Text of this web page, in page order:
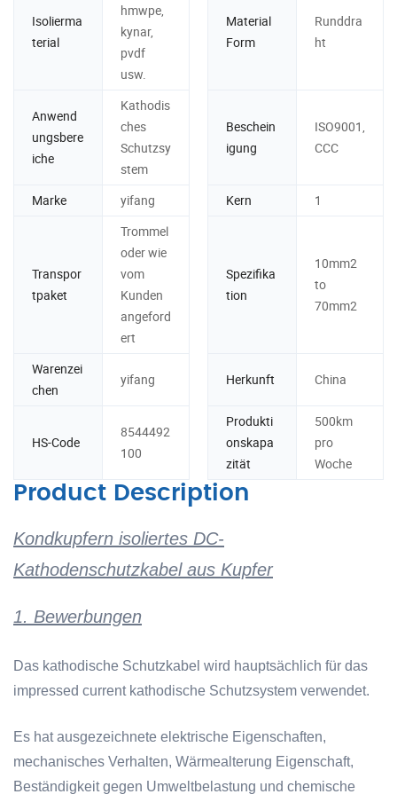
Isolierma
terial
hmwpe,
kynar,
pvdf
usw.
Material
Form
Runddra
ht
Anwend
ungsbere
iche
Kathodis
ches
Schutzsy
stem
Beschein
igung
ISO9001,
CCC
Marke yifang Kern 1
Transpor
tpaket
Trommel
oder wie
vom
Kunden
angeford
ert
Spezifika
tion
10mm2
to
70mm2
Warenzei
chen
yifang Herkunft China
HS-Code
8544492
100
Produkti
onskapa
zität
500km
pro
Woche
Product Description
Kondkupfern isoliertes DC-
Kathodenschutzkabel aus Kupfer
1. Bewerbungen
Das kathodische Schutzkabel wird hauptsächlich für das
impressed current kathodische Schutzsystem verwendet.
Es hat ausgezeichnete elektrische Eigenschaften,
mechanisches Verhalten, Wärmealterung Eigenschaft,
Beständigkeit gegen Umweltbelastung und chemische